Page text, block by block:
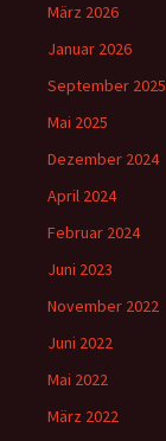
März 2026
Januar 2026
September 2025
Mai 2025
Dezember 2024
April 2024
Februar 2024
Juni 2023
November 2022
Juni 2022
Mai 2022
März 2022